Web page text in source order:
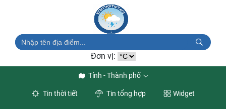
Đơn vị:
Tỉnh - Thành phố
Tin thời tiết Tin tổng hợp Widget